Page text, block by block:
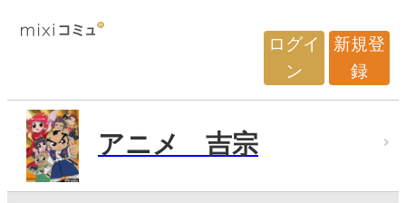
ログイ
ン
新規登
録
アニメ 吉宗